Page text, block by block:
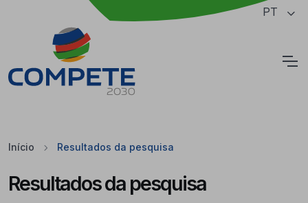
Saltar para o conteúdo principal da página PT
Início Resultados da pesquisa
Resultados da pesquisa